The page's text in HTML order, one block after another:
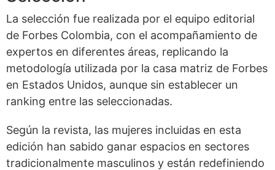
La selección fue realizada por el equipo editorial
de Forbes Colombia, con el acompañamiento de
expertos en diferentes áreas, replicando la
metodología utilizada por la casa matriz de Forbes
en Estados Unidos, aunque sin establecer un
ranking entre las seleccionadas.
Según la revista, las mujeres incluidas en esta
edición han sabido ganar espacios en sectores
tradicionalmente masculinos y están redefiniendo